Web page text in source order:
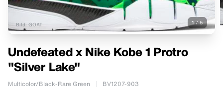
Bild: GOAT 1 / 5
Undefeated x Nike Kobe 1 Protro
"Silver Lake"
Multicolor/Black-Rare Green BV1207-903